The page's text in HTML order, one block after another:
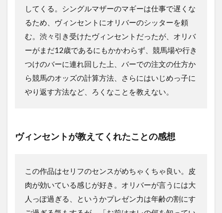
してくる。シングルマザーのマギーは仕事で遅くな
るため、ヴィンセントにオリバーのシッターを頼
む。渋々引き受けたヴィンセントだったが、オリバ
ーがまだ12歳であるにもかかわらず、競馬場や行き
つけのバーに連れ回した上、バーでの注文の仕方か
ら競馬のオッズの計算方法、さらにはいじめっ子に
やり返す方法など、ろくなことを教えない。
ヴィンセントが教えてくれたことの感想
この作品はセリフのセンスがめちゃくちゃ良い。皮
肉が効いている感じが好き。オリバーが言うには大
人っぽ過ぎる、というかプレゼン力は年齢の割にす